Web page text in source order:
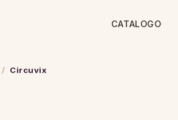
CATALOGO
/ Circuvix